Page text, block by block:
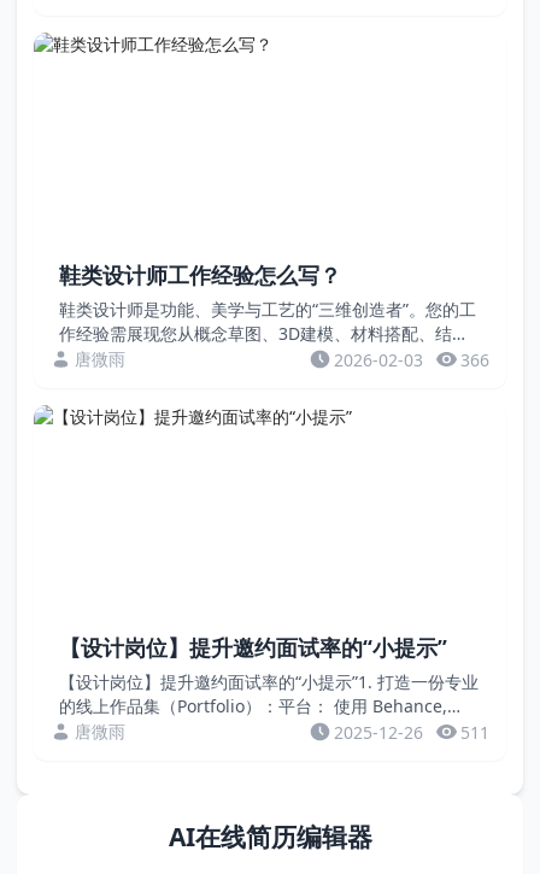
鞋类设计师工作经验怎么写？
鞋类设计师是功能、美学与工艺的“三维创造者”。您的工
作经验需展现您从概念草图、3D建模、材料搭配、结构
设计到样品跟进的完整能力，以及对鞋楦、制鞋工艺和流
唐微雨 2026-02-03 366
【设计岗位】提升邀约面试率的“小提示”
【设计岗位】提升邀约面试率的“小提示”1. 打造一份专业
的线上作品集（Portfolio）：平台： 使用 Behance,
Zcool（站酷）, Cargo 等专业平台，或自建个人网站。
唐微雨 2025-12-26 511
AI在线简历编辑器